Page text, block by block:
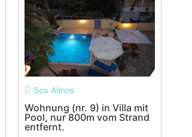
Sos Alinos
Wohnung (nr. 9) in Villa mit
Pool, nur 800m vom Strand
entfernt.